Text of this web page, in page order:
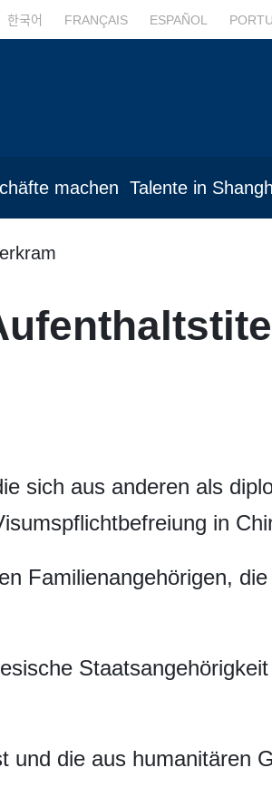
한국어 FRANÇAIS ESPAÑOL
machen Talente in
sich aus anderen als
in
Familienangehörigen,
und die aus humanitären